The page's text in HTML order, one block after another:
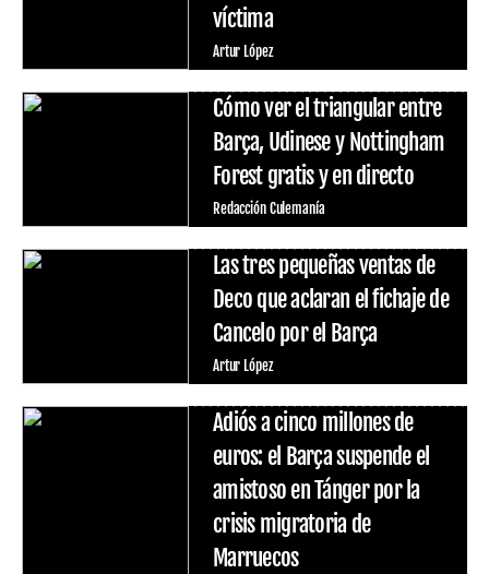
víctima
Artur López
Cómo ver el triangular entre
Barça, Udinese y Nottingham
Forest gratis y en directo
Redacción Culemanía
Las tres pequeñas ventas de
Deco que aclaran el fichaje de
Cancelo por el Barça
Artur López
Adiós a cinco millones de
euros: el Barça suspende el
amistoso en Tánger por la
crisis migratoria de
Marruecos